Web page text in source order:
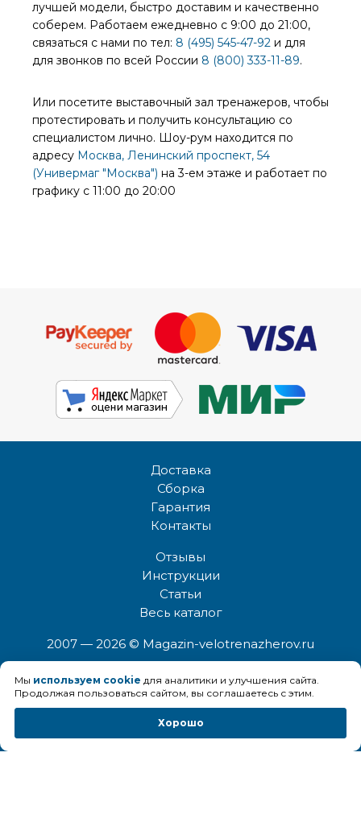
лучшей модели, быстро доставим и качественно
соберем. Работаем ежедневно с 9:00 до 21:00,
связаться с нами по тел: 8 (495) 545-47-92 и для
для звонков по всей России 8 (800) 333-11-89.
Или посетите выставочный зал тренажеров, чтобы
протестировать и получить консультацию со
специалистом лично. Шоу-рум находится по
адресу Москва, Ленинский проспект, 54
(Универмаг "Москва") на 3-ем этаже и работает по
графику с 11:00 до 20:00
Доставка
Сборка
Гарантия
Контакты
Отзывы
Инструкции
Статьи
Весь каталог
2007 — 2026 © Magazin-velotrenazherov.ru
8 (495) 545-47-92
8 (800) 333-11-89
info@magazin-velotrenazherov.ru
Мы используем cookie для аналитики и улучшения сайта.
Продолжая пользоваться сайтом, вы соглашаетесь с этим.
Хорошо